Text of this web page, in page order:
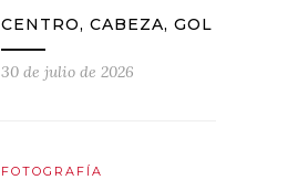
CENTRO, CABEZA, GOL
30 de julio de 2026
FOTOGRAFÍA